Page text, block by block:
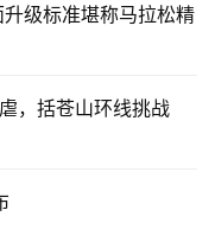
级标准堪称马拉松精
，括苍山环线挑战